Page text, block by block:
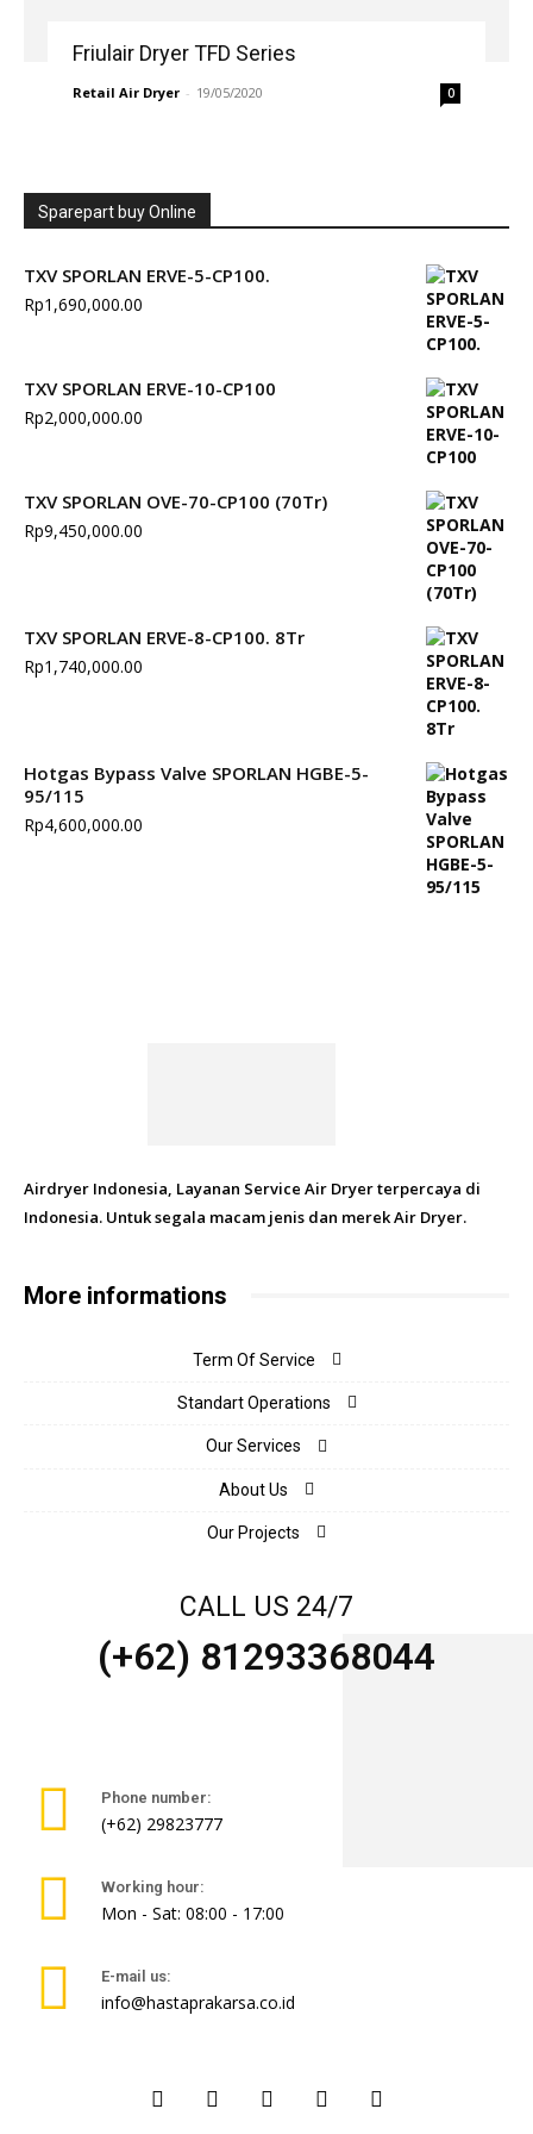
Friulair Dryer TFD Series
Retail Air Dryer - 19/05/2020 0
Sparepart buy Online
TXV SPORLAN ERVE-5-CP100.
Rp1,690,000.00
TXV SPORLAN ERVE-10-CP100
Rp2,000,000.00
TXV SPORLAN OVE-70-CP100 (70Tr)
Rp9,450,000.00
TXV SPORLAN ERVE-8-CP100. 8Tr
Rp1,740,000.00
Hotgas Bypass Valve SPORLAN HGBE-5-
95/115
Rp4,600,000.00
Airdryer Indonesia, Layanan Service Air Dryer terpercaya di
Indonesia. Untuk segala macam jenis dan merek Air Dryer.
More informations
Term Of Service
Standart Operations
Our Services
About Us
Our Projects
CALL US 24/7
(+62) 81293368044
Phone number:
(+62) 29823777
Working hour:
Mon - Sat: 08:00 - 17:00
E-mail us:
info@hastaprakarsa.co.id